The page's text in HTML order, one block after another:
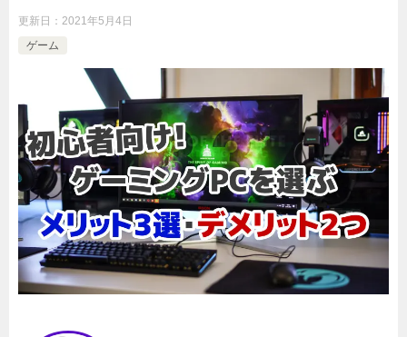
更新日： 2021年5月4日
ゲーム